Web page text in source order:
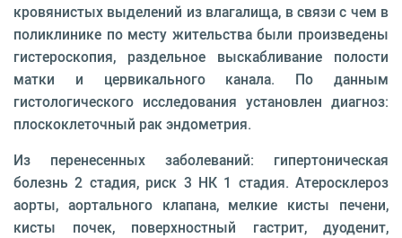
кровянистых выделений из влагалища, в связи с чем в
поликлинике по месту жительства были произведены
гистероскопия, раздельное выскабливание полости
матки и цервикального канала. По данным
гистологического исследования установлен диагноз:
плоскоклеточный рак эндометрия.
Из перенесенных заболеваний: гипертоническая
болезнь 2 стадия, риск 3 НК 1 стадия. Атеросклероз
аорты, аортального клапана, мелкие кисты печени,
кисты почек, поверхностный гастрит, дуоденит,